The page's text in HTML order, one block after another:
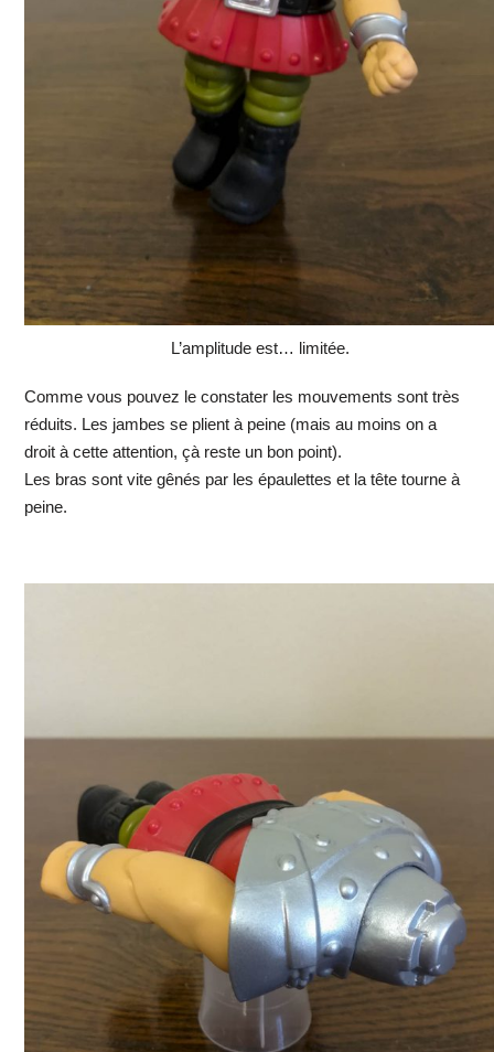
L’amplitude est… limitée.
Comme vous pouvez le constater les mouvements sont très
réduits. Les jambes se plient à peine (mais au moins on a
droit à cette attention, çà reste un bon point).
Les bras sont vite gênés par les épaulettes et la tête tourne à
peine.